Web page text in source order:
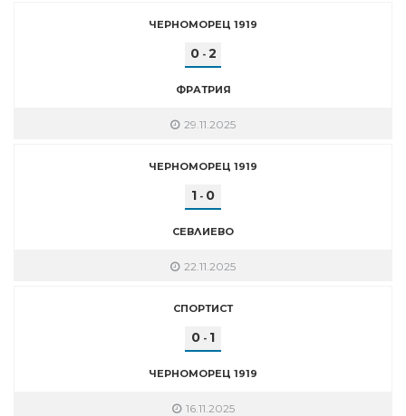
ЧЕРНОМОРЕЦ 1919
0- 2
ФРАТРИЯ
29.11.2025
ЧЕРНОМОРЕЦ 1919
1 - 0
СЕВЛИЕВО
22.11.2025
СПОРТИСТ
0 - 1
ЧЕРНОМОРЕЦ 1919
16.11.2025